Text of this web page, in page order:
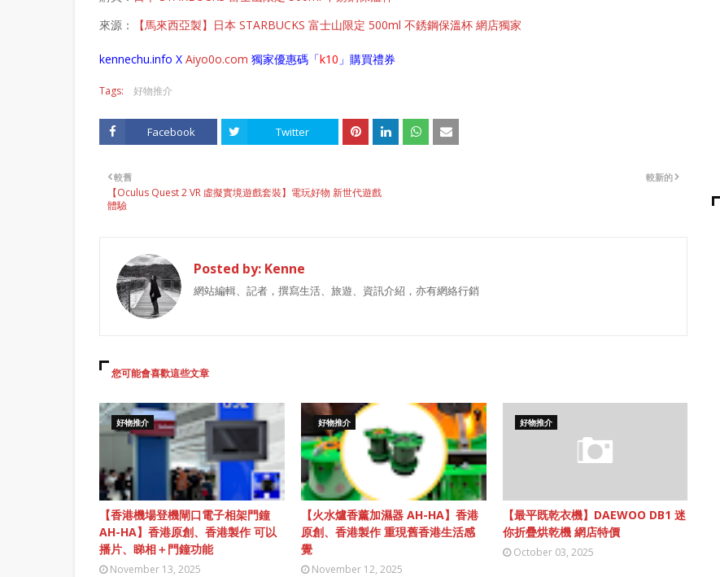
來源：
【馬來西亞製】日本 STARBUCKS 富士山限定 500ml 不銹鋼保溫杯 網店獨家
kennechu.info X Aiyo0o.com 獨家優惠碼「k10 」購買禮券
Tags: 好物推介
Facebook Twitter
較新的
較舊
【Oculus Quest 2 VR 虛擬實境遊戲套裝】電玩好物 新世代遊戲
體驗
Posted by: Kenne
網站編輯、記者，撰寫生活、旅遊、資訊介紹，亦有網絡行銷
您可能會喜歡這些文章
好物推介
【香港機場登機閘口電子相架門鐘
AH-HA】香港原創、香港製作 可以
播片、睇相＋門鐘功能
November 13, 2025
好物推介
【火水爐香薰加濕器 AH-HA】香港
原創、香港製作 重現舊香港生活感
覺
November 12, 2025
好物推介
【最平既乾衣機】DAEWOO DB1 迷
你折疊烘乾機 網店特價
October 03, 2025